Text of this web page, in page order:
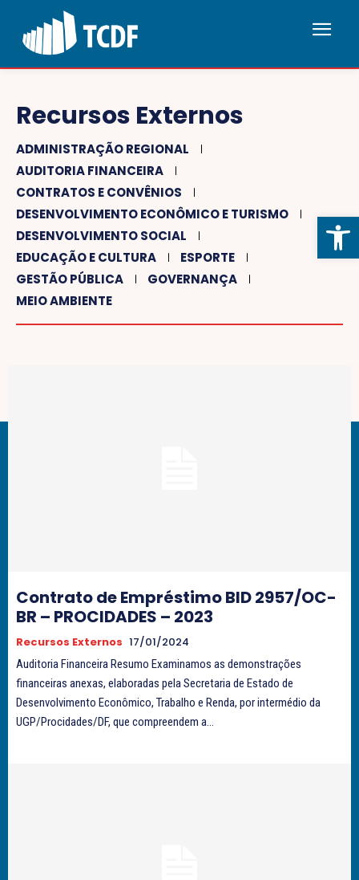
Abrir
Recursos Externos
ADMINISTRAÇÃO REGIONAL
AUDITORIA FINANCEIRA
CONTRATOS E CONVÊNIOS
DESENVOLVIMENTO ECONÔMICO E TURISMO
DESENVOLVIMENTO SOCIAL
EDUCAÇÃO E CULTURA
ESPORTE
GESTÃO PÚBLICA
GOVERNANÇA
MEIO AMBIENTE
Contrato de Empréstimo BID 2957/OC-
BR – PROCIDADES – 2023
Recursos Externos 17/01/2024
Auditoria Financeira Resumo Examinamos as demonstrações
financeiras anexas, elaboradas pela Secretaria de Estado de
Desenvolvimento Econômico, Trabalho e Renda, por intermédio da
UGP/Procidades/DF, que compreendem a...